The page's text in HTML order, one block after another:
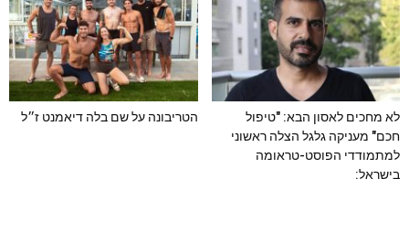
לא מחכים לאסון הבא: "טיפול
חכם" מעניקה גלגל הצלה ראשוני
למתמודדי הפוסט-טראומה
בישראל:
הטריבונה על שם בלה דיאמנט ז״ל